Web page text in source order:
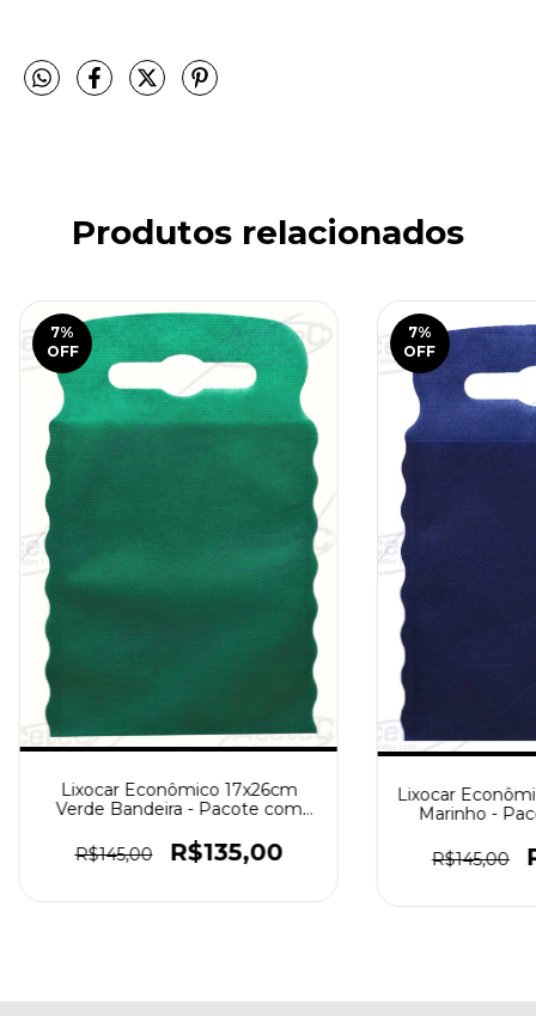
Produtos relacionados
7%
OFF
Lixocar Econômico 17x26cm
Verde Bandeira - Pacote com
R$145,00
R$135,00
7%
OFF
Lixocar
Marinho -
R$145,00